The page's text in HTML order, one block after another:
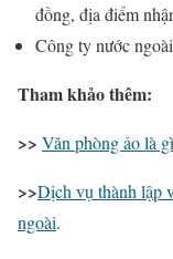
đồng, địa điểm
Công ty nước
Tham khảo thêm:
>> Văn phòng ảo là gì
>>Dịch vụ thành lập
ngoài.